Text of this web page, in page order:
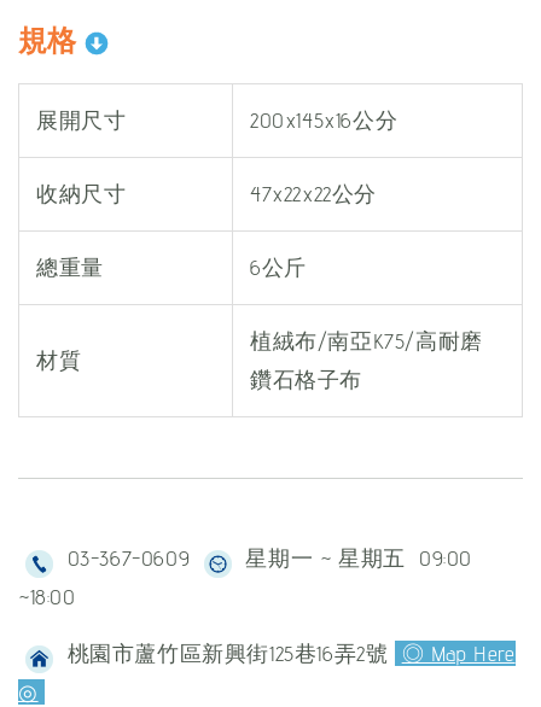
規格
展開尺寸 200x145x16公分
收納尺寸 47x22x22公分
總重量 6公斤
材質
植絨布/南亞K75/高耐磨
鑽石格子布
03-367-0609
星期一 ~ 星期五 09:00
~18:00
桃園市蘆竹區新興街125巷16弄2號
◎ Map Here
◎